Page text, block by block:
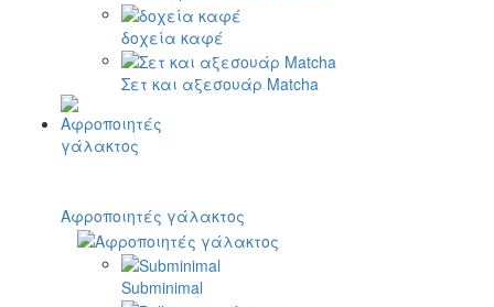
δοχεία καφέ
Σετ και αξεσουάρ Matcha
Αφροποιητές γάλακτος
Subminimal